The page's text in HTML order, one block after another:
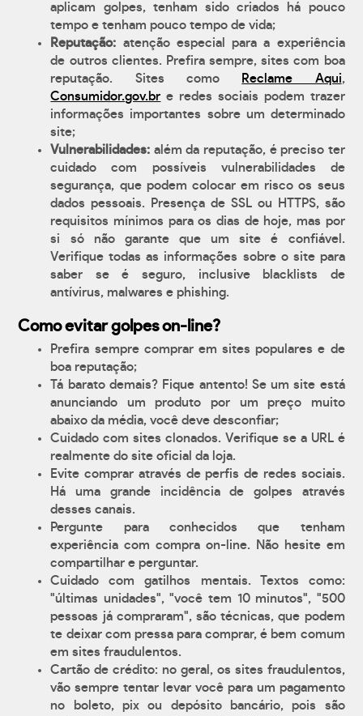
aplicam golpes, tenham sido criados há pouco
tempo e tenham pouco tempo de vida;
Reputação: atenção especial para a experiência
de outros clientes. Prefira sempre, sites com boa
reputação. Sites como
Reclame Aqui,
Consumidor.gov.br e redes sociais podem trazer
informações importantes sobre um determinado
site;
Vulnerabilidades: além da reputação, é preciso ter
cuidado com possíveis vulnerabilidades de
segurança, que podem colocar em risco os seus
dados pessoais. Presença de SSL ou HTTPS, são
requisitos mínimos para os dias de hoje, mas por
si só não garante que um site é confiável.
Verifique todas as informações sobre o site para
saber se é seguro, inclusive blacklists de
antívirus, malwares e phishing.
Como evitar golpes on-line?
Prefira sempre comprar em sites populares e de
boa reputação;
Tá barato demais? Fique antento! Se um site está
anunciando um produto por um preço muito
abaixo da média, você deve desconfiar;
Cuidado com sites clonados. Verifique se a URL é
realmente do site oficial da loja.
Evite comprar através de perfis de redes sociais.
Há uma grande incidência de golpes através
desses canais.
Pergunte para conhecidos que tenham
experiência com compra on-line. Não hesite em
compartilhar e perguntar.
Cuidado com gatilhos mentais. Textos como:
"últimas unidades", "você tem 10 minutos", "500
pessoas já compraram", são técnicas, que podem
te deixar com pressa para comprar, é bem comum
em sites fraudulentos.
Cartão de crédito: no geral, os sites fraudulentos,
vão sempre tentar levar você para um pagamento
no boleto, pix ou depósito bancário, pois são